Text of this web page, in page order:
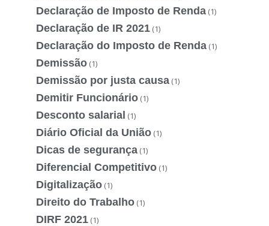
Declaração de Imposto de Renda (1)
Declaração de IR 2021 (1)
Declaração do Imposto de Renda (1)
Demissão (1)
Demissão por justa causa (1)
Demitir Funcionário (1)
Desconto salarial (1)
Diário Oficial da União (1)
Dicas de segurança (1)
Diferencial Competitivo (1)
Digitalização (1)
Direito do Trabalho (1)
DIRF 2021 (1)